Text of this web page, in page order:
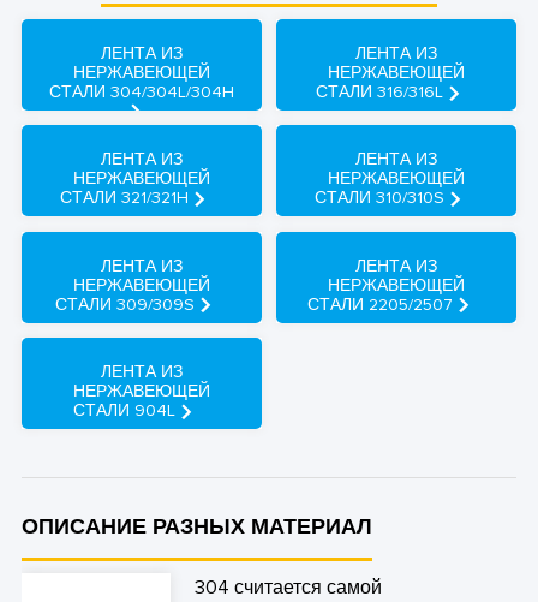
ЛЕНТА ИЗ
НЕРЖАВЕЮЩЕЙ
СТАЛИ 304/304L/304H
ЛЕНТА ИЗ
НЕРЖАВЕЮЩЕЙ
СТАЛИ 316/316L
ЛЕНТА ИЗ
НЕРЖАВЕЮЩЕЙ
СТАЛИ 321/321H
ЛЕНТА ИЗ
НЕРЖАВЕЮЩЕЙ
СТАЛИ 310/310S
ЛЕНТА ИЗ
НЕРЖАВЕЮЩЕЙ
СТАЛИ 309/309S
ЛЕНТА ИЗ
НЕРЖАВЕЮЩЕЙ
СТАЛИ 2205/2507
ЛЕНТА ИЗ
НЕРЖАВЕЮЩЕЙ
СТАЛИ 904L
ОПИСАНИЕ РАЗНЫХ МАТЕРИАЛ
304 считается самой